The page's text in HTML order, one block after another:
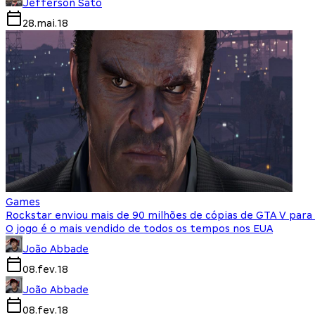
Jefferson Sato
28.mai.18
Games
Rockstar enviou mais de 90 milhões de cópias de GTA V para
O jogo é o mais vendido de todos os tempos nos EUA
João Abbade
08.fev.18
João Abbade
08.fev.18